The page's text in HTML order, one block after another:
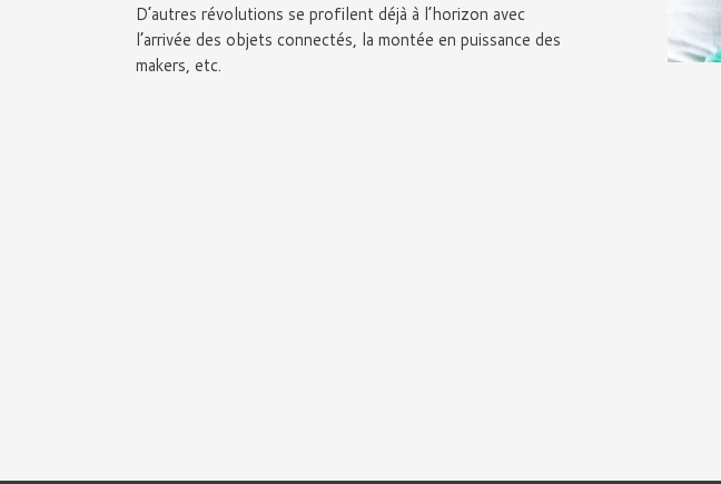
D’autres révolutions se profilent déjà à l’horizon avec
l’arrivée des objets connectés, la montée en puissance des
makers, etc.